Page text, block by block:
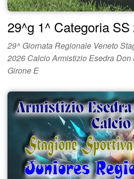
29^g 1^ Categoria
29^ Giornata Regionale Veneto
2026 Calcio Armistizio Esedra
Girone E